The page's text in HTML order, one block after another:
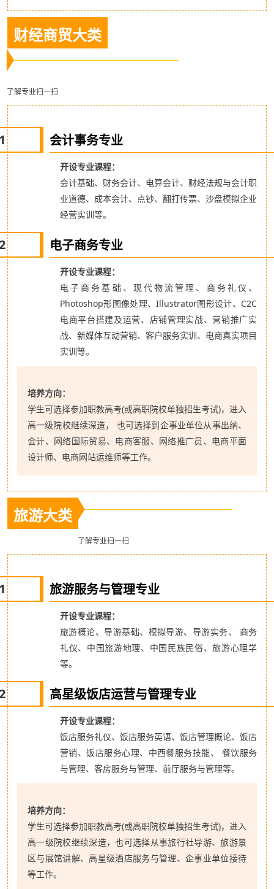
财经商贸大类
了解专业扫一扫
会计事务专业
开设专业课程：
会计基础、财务会计、电算会计、财经法规与会计职
业道德、成本会计、点钞、翻打传票、沙盘模拟企业
经营实训等。
电子商务专业
开设专业课程：
电子商务基础、现代物流管理、商务礼仪、
Photoshop形图像处理、Illustrator图形设计、C2C
电商平台搭建及运营、店铺管理实战、营销推广实
战、新媒体互动营销、客户服务实训、电商真实项目
实训等。
培养方向：
学生可选择参加职教高考(或高职院校单独招生考试)，进入
高一级院校继续深造， 也可选择到企事业单位从事出纳、
会计、网络国际贸易、电商客服、网络推广员、电商平面
设计师、电商网站运维师等工作。
旅游大类
了解专业扫一扫
旅游服务与管理专业
开设专业课程：
旅游概论、导游基础、模拟导游、导游实务、 商务
礼仪、中国旅游地理、中国民族民俗、旅游心理学
等。
高星级饭店运营与管理专业
开设专业课程：
饭店服务礼仪、饭店服务英语、饭店管理概论、饭店
营销、饭店服务心理、中西餐服务技能、 餐饮服务
与管理、客房服务与管理、前厅服务与管理等。
培养方向：
学生可选择参加职教高考(或高职院校单独招生考试)，进入
高一级院校继续深造，也可选择从事旅行社导游、旅游景
区与展馆讲解、高星级酒店服务与管理、企事业单位接待
等工作。